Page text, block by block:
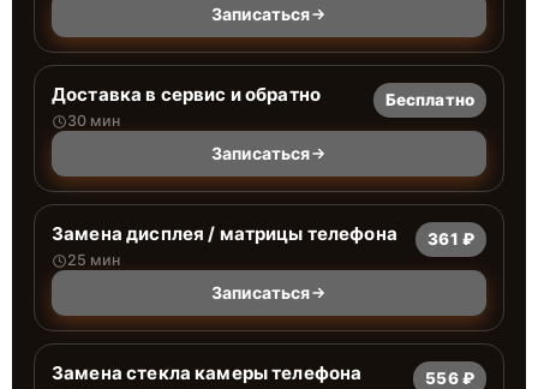
Записаться
Доставка в сервис и обратно
30 мин
Бесплатно
Записаться
Замена дисплея / матрицы телефона
25 мин
361 ₽
Записаться
Замена стекла камеры телефона 556 ₽